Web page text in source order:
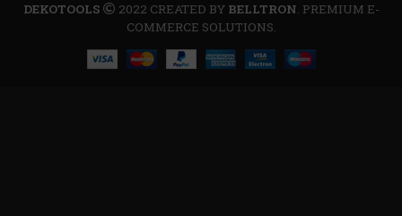
DEKOTOOLS 2022 CREATED BY BELLTRON. PREMIUM E-
COMMERCE SOLUTIONS.